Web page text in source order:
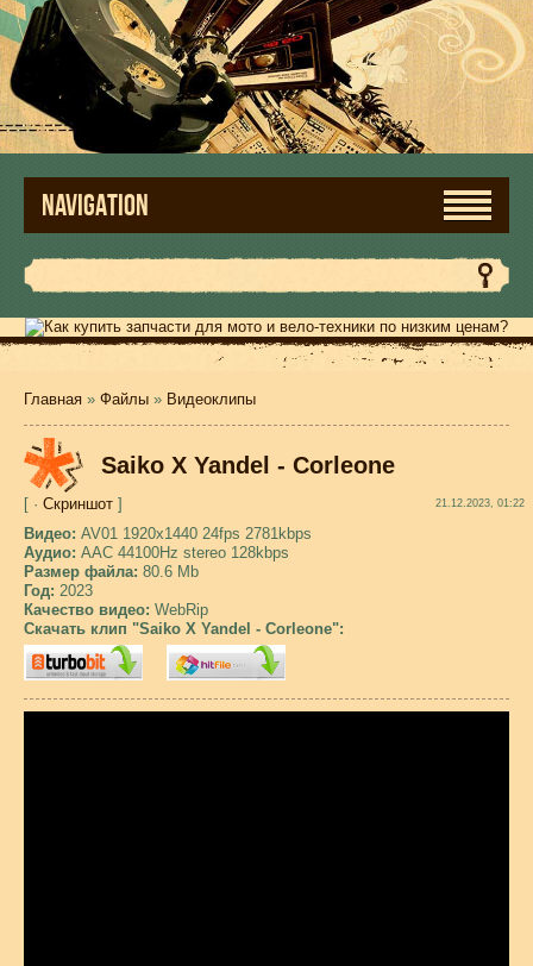
NAVIGATION
Главная » Файлы » Видеоклипы
Saiko X Yandel - Corleone
[ · Скриншот ] 21.12.2023, 01:22
Видео: AV01 1920x1440 24fps 2781kbps
Аудио: AAC 44100Hz stereo 128kbps
Размер файла: 80.6 Mb
Год: 2023
Качество видео: WebRip
Скачать клип "Saiko X Yandel - Corleone":